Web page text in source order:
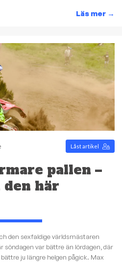
Läs mer →
Låst artikel
pallen –
den här
den sexfaldige världsmästaren
söndagen var bättre än lördagen, där
ju längre helgen pågick. Max